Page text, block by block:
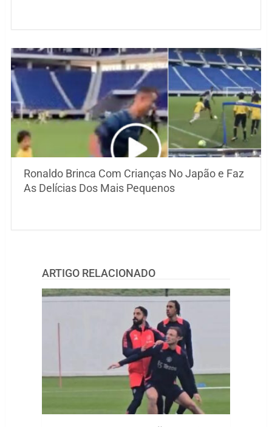
Ronaldo Brinca Com Crianças No Japão e Faz
As Delícias Dos Mais Pequenos
ARTIGO RELACIONADO